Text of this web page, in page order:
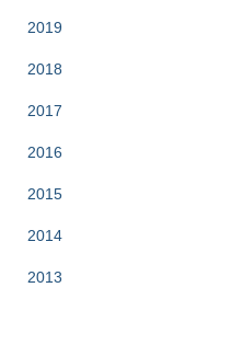
2019
2018
2017
2016
2015
2014
2013